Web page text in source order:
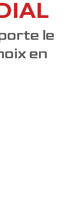
le
en